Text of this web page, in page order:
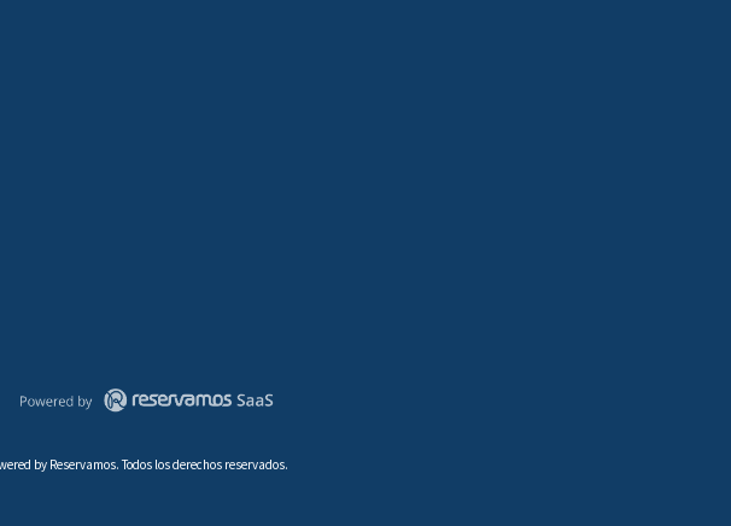
by Reservamos. Todos los derechos reservados.